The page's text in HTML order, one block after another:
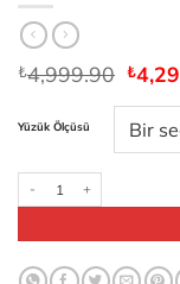
₺4,999.90
fiyat:
₺
Yüzük Ölçüsü
925 Ayar Gümüş Osmanlı